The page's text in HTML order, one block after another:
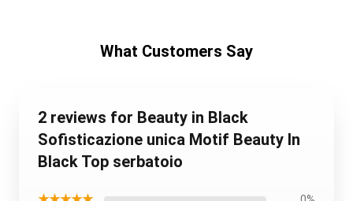
What Customers Say
2 reviews for Beauty in Black
Sofisticazione unica Motif Beauty In
Black Top serbatoio